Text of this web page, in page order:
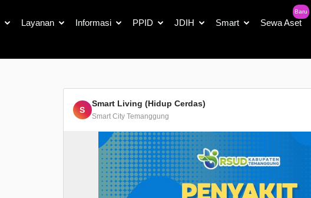
Layanan Informasi PPID JDIH Smart Sewa Aset
Baru
S
Smart Living (Hidup Cerdas)
Smart City Temanggung